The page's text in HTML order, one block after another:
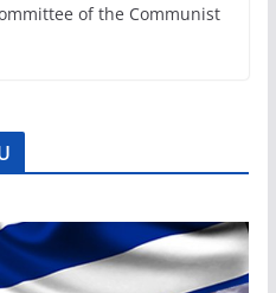
of the Communist